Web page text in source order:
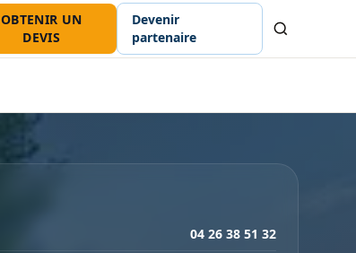
OBTENIR UN
DEVIS
Devenir
partenaire
04 26 38 51 32